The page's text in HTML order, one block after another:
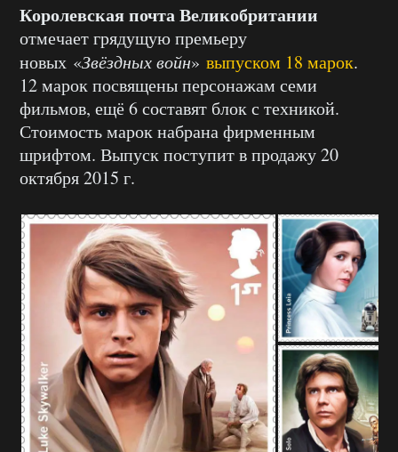
Королевская почта Великобритании
отмечает грядущую премьеру
новых «Звёздных войн» выпуском 18 марок.
12 марок посвящены персонажам семи
фильмов, ещё 6 составят блок с техникой.
Стоимость марок набрана фирменным
шрифтом. Выпуск поступит в продажу 20
октября 2015 г.